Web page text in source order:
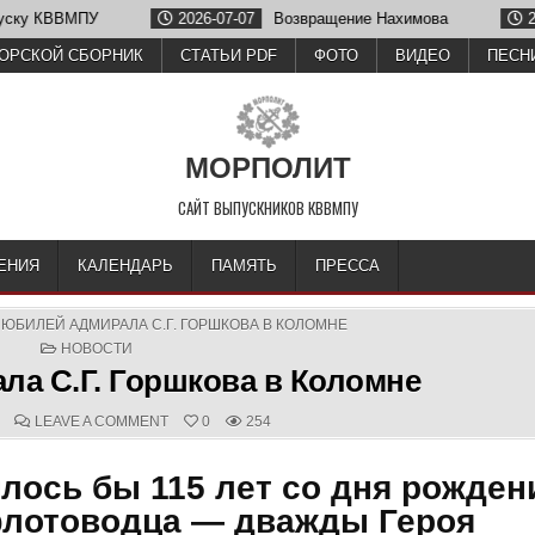
07-07 Возвращение Нахимова 2026-06-26 Олег
СБОРНИК СТАТЬИ PDF ФОТО ВИДЕО
МОРПОЛИТ
САЙТ ВЫПУСКНИКОВ КВВМПУ
КАЛЕНДАРЬ ПАМЯТЬ ПРЕССА
ЮБИЛЕЙ АДМИРАЛА С.Г. ГОРШКОВА В КОЛОМНЕ
POSTED
НОВОСТИ
С.Г. Горшкова в Коломне
COMMENTS:
LEAVE A COMMENTON
ЮБИЛЕЙ
ГОРШКОВА
В
0 254
бы 115 лет со дня
— дважды Героя